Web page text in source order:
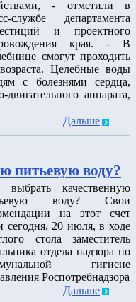
- отметили в
службе департамента
и проектного
края. - В
смогут проходить
Целебные воды
с болезнями сердца,
аппарата,
Дальше
питьевую воду?
выбрать качественную
воду? Свои
на этот счет
сегодня, 20 июля, в ходе
стола заместитель
отдела надзора по
гигиене
Роспотребнадзора
Дальше